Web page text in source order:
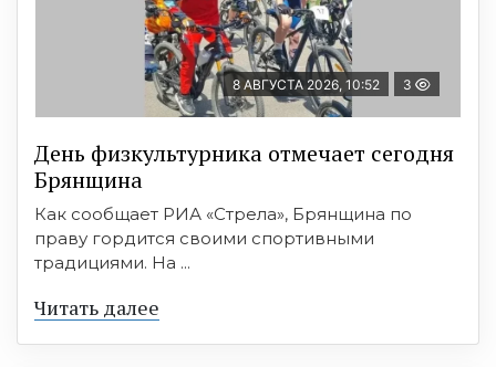
8 АВГУСТА 2026, 10:52 3
День физкультурника отмечает сегодня
Брянщина
Как сообщает РИА «Стрела», Брянщина по
праву гордится своими спортивными
традициями. На ...
Читать далее